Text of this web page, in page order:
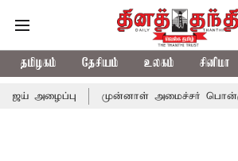
தமிழகம் தேசியம் உலகம் சினிமா
முன்னாள் அமைச்சர் பொன்முடிக்கு